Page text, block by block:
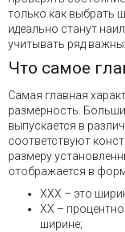
только как выбрать
идеально станут
учитывать ряд
Что самое
Самая главная
размерность.
выпускается в
соответствуют
размеру
отображается в
XXX – это
XX –
ширине;